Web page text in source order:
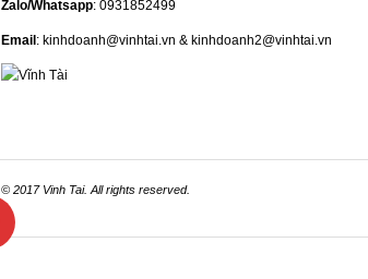
Zalo/Whatsapp: 0931852499
Email: kinhdoanh@vinhtai.vn & kinhdoanh2@vinhtai.vn
© 2017 Vinh Tai. All rights reserved.